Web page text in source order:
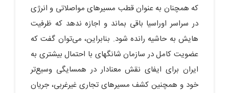
که همچنان به عنوان قطب مسیرهای مواصلاتی و انرژی
در سراسر اوراسیا باقی بماند و اجازه ندهد که ظرفیت
هایش به حاشیه رانده شود. بنابراین، می‌توان گفت که
عضویت کامل در سازمان شانگهای با احتمال بیشتری به
ایران برای ایفای نقش معنادار در همسایگی وسیع‌تر
خود و همچنین کشف مسیرهای تجاری غیرغربی، جریان